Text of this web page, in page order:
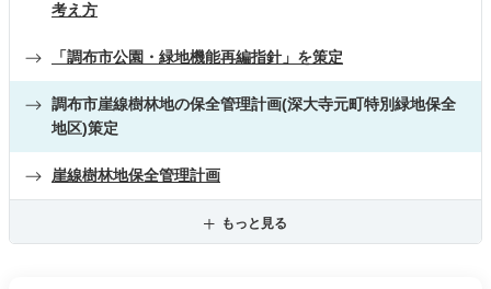
考え方
「調布市公園・緑地機能再編指針」を策定
調布市崖線樹林地の保全管理計画(深大寺元町特別緑地保全
地区)策定
崖線樹林地保全管理計画
もっと見る